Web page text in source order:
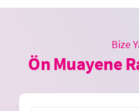
Bize
Ön Muayene